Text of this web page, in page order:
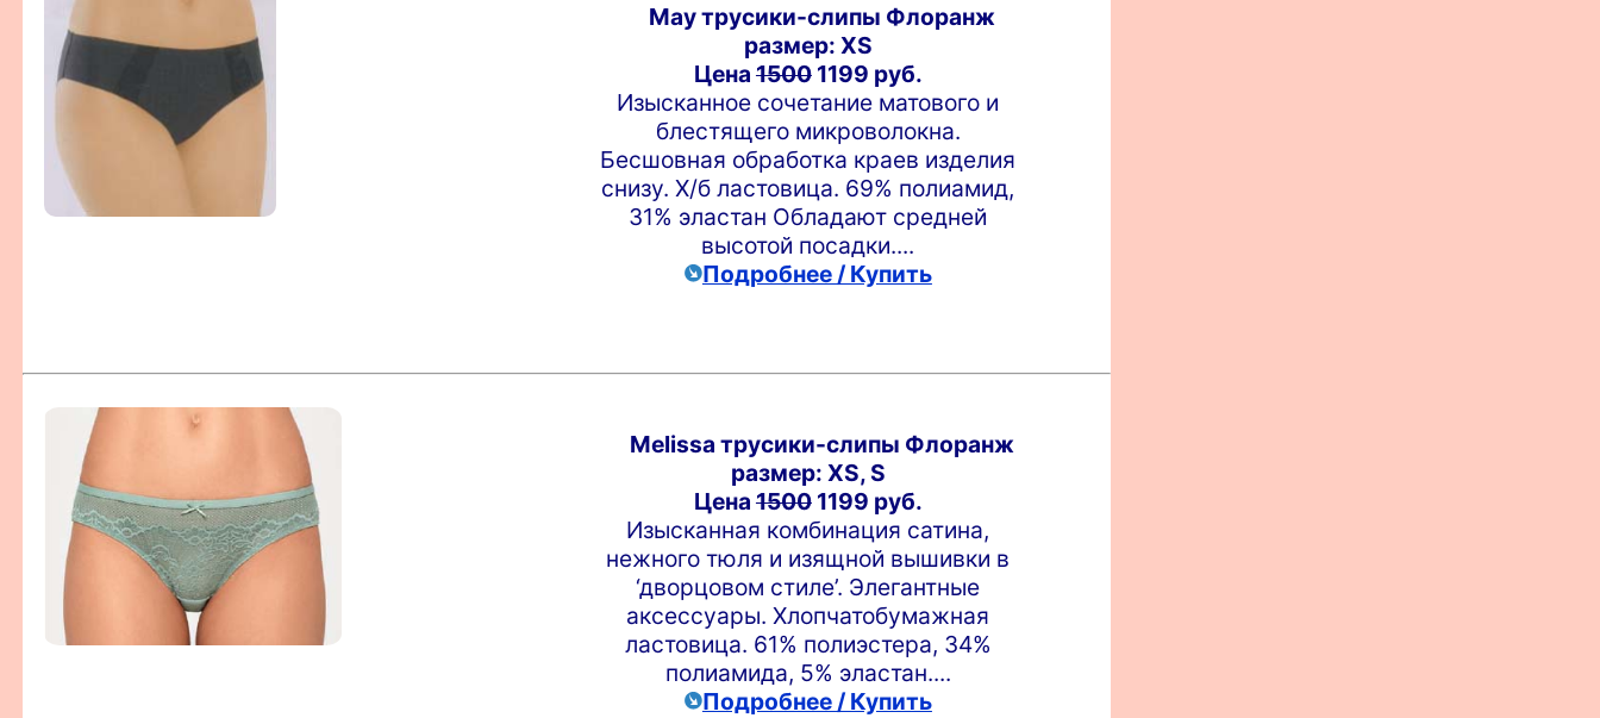
May трусики-слипы Флоранж
размер: XS
Цена 15001199 руб.
Изысканное сочетание матового и
блестящего микроволокна.
Бесшовная обработка краев изделия
снизу. Х/б ластовица. 69% полиамид,
31% эластан Обладают средней
высотой посадки....
Подробнее / Купить
Melissa трусики-слипы Флоранж
размер: XS, S
Цена 15001199 руб.
Изысканная комбинация сатина,
нежного тюля и изящной вышивки в
‘дворцовом стиле’. Элегантные
аксессуары. Хлопчатобумажная
ластовица. 61% полиэстера, 34%
полиамида, 5% эластан....
Подробнее / Купить